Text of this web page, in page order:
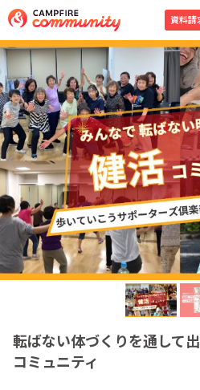
資料請
転ばない体づくりを通して
コミュニティ